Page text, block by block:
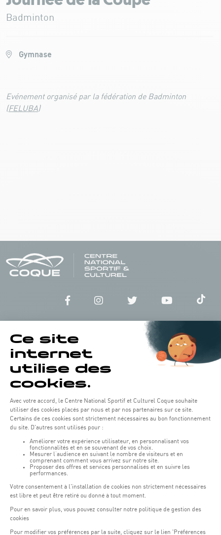
Badminton
Gymnase
Evénement organisé par la fédération de Badminton
(FELUBA)
Horaires d'ouverture du batiment de la Coque :
Lundi - vendredi : 06h30 - 22h00
Pensez à vous informer des horaires d'ouverture de chaque activité.
Accès :
COQUE • 2 rue Léon Hengen, Luxembourg (L-1745)
Transport en commun: Arrêt Tram "Coque"
Parkings:
(1)Parking Coque : payant -3 heures offertes pour les
clients Coque(hors manifestations)
Pendant les jours d'événements à la Coque, les places de parkings sont
restreintes. Veuillez privilégier les transports en commun dans la mesure du